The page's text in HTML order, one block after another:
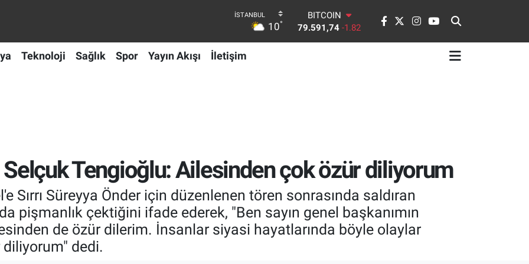
10°
79.591,74
-1.82
DOLAR
Teknoloji Sağlık Spor Yayın Akışı İletişim
Selçuk Tengioğlu: Ailesinden çok özür diliyorum
Sırrı Süreyya Önder için düzenlenen tören sonrasında saldıran
pişmanlık çektiğini ifade ederek, "Ben sayın genel başkanımın
de özür dilerim. İnsanlar siyasi hayatlarında böyle olaylar
dedi.